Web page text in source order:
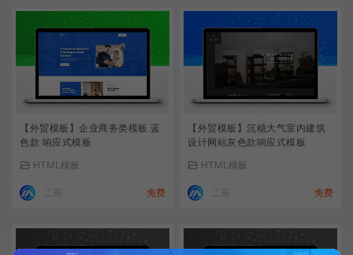
【外贸模板】企业商务类模板 蓝
色款 响应式模板
HTML模板
免费
【外贸模板】沉稳大气室内建筑
设计网站灰色款响应式模板
HTML模板
免费